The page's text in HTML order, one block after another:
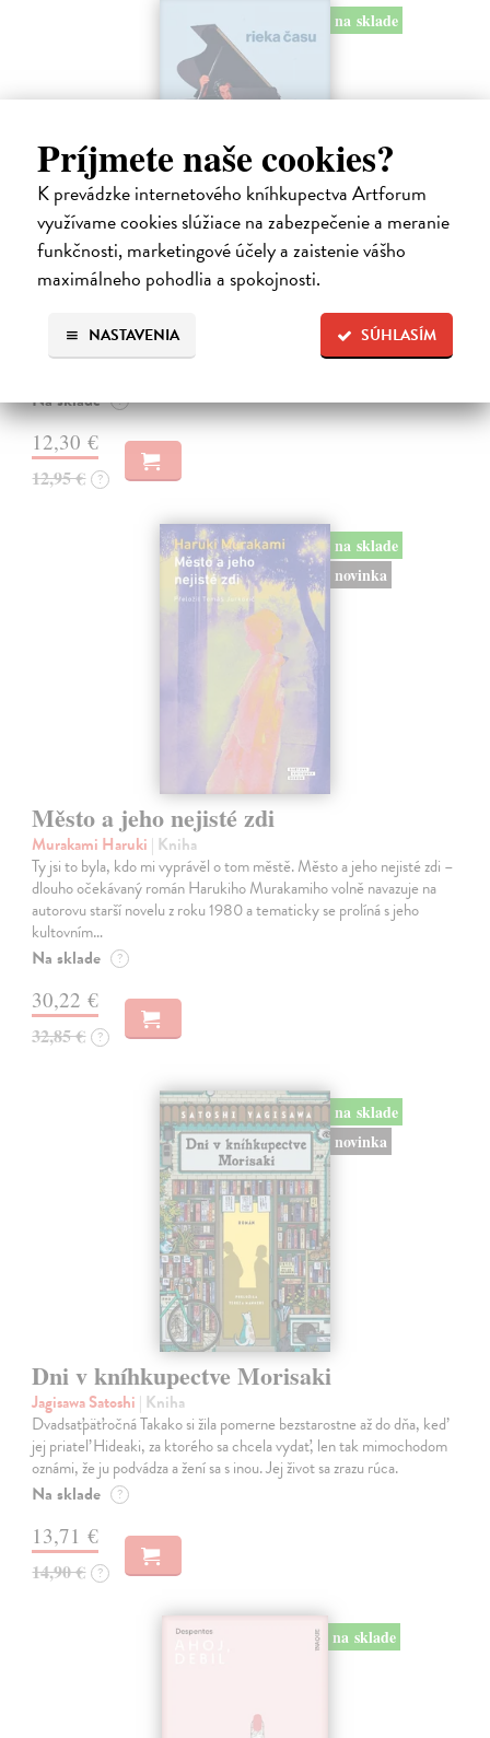
Príjmete naše cookies?
K prevádzke internetového kníhkupectva Artforum
využívame cookies slúžiace na zabezpečenie a meranie
funkčnosti, marketingové účely a zaistenie vášho
maximálneho pohodlia a spokojnosti.
SÚHLASÍM
NASTAVENIA
na sklade
Rieka času
Pascal Mercier bol vždy majstrom filozofického rozprávania. Romány
Nočný vlak do Lisabonu či Váha slov podnietili milióny čitateľov k
Na sklade ?
12,30 €
12,95 € ?
na sklade
novinka
Město a jeho nejisté zdi
Murakami Haruki | Kniha
Ty jsi to byla, kdo mi vyprávěl o tom městě. Město a jeho nejisté zdi –
dlouho očekávaný román Harukiho Murakamiho volně navazuje na
autorovu starší novelu z roku 1980 a tematicky se prolíná s jeho
kultovním…
Na sklade ?
30,22 €
32,85 € ?
na sklade
novinka
Dni v kníhkupectve Morisaki
Jagisawa Satoshi | Kniha
Dvadsaťpäťročná Takako si žila pomerne bezstarostne až do dňa, keď
jej priateľ Hideaki, za ktorého sa chcela vydať, len tak mimochodom
oznámi, že ju podvádza a žení sa s inou. Jej život sa zrazu rúca.
Na sklade ?
13,71 €
14,90 € ?
na sklade